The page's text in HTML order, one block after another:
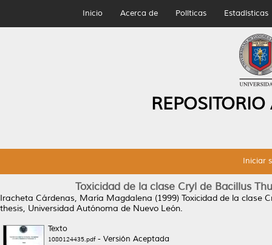
Inicio Acerca de Políticas Estadísticas
Iniciar
Toxicidad de la clase Cryl de Bacillus
Iracheta Cárdenas, María Magdalena (1999) Toxicidad de la clase
thesis, Universidad Autónoma de Nuevo León.
Texto
1080124435.pdf- Versión Aceptada